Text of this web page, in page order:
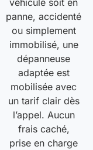
véhicule soit en
panne, accidenté
ou simplement
immobilisé, une
dépanneuse
adaptée est
mobilisée avec
un tarif clair dès
l’appel. Aucun
frais caché,
prise en charge